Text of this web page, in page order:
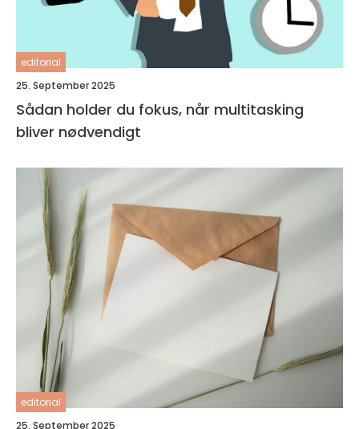
editorial
25. September 2025
Sådan holder du fokus, når multitasking
bliver nødvendigt
editorial
25. September 2025